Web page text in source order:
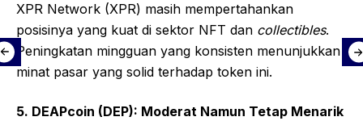
XPR Network (XPR) masih mempertahankan
posisinya yang kuat di sektor NFT dan collectibles.
Peningkatan mingguan yang konsisten menunjukkan
minat pasar yang solid terhadap token ini.
5. DEAPcoin (DEP): Moderat Namun Tetap Menarik